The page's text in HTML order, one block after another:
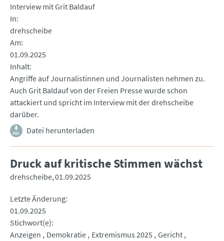
Interview mit Grit Baldauf
In
drehscheibe
Am
01.09.2025
Inhalt
Angriffe auf Journalistinnen und Journalisten nehmen zu.
Auch Grit Baldauf von der Freien Presse wurde schon
attackiert und spricht im Interview mit der drehscheibe
darüber.
Datei herunterladen
Druck auf kritische Stimmen wächst
drehscheibe 01.09.2025
Letzte Änderung
01.09.2025
Stichwort(e)
Anzeigen
Demokratie Extremismus 2025 Gericht